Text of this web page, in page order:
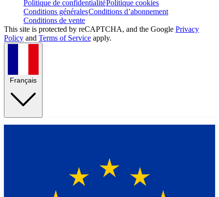
Politique de confidentialitéPolitique cookies
Conditions généralesConditions d’abonnement
Conditions de vente
This site is protected by reCAPTCHA, and the Google Privacy
Policy and Terms of Service apply.
Français